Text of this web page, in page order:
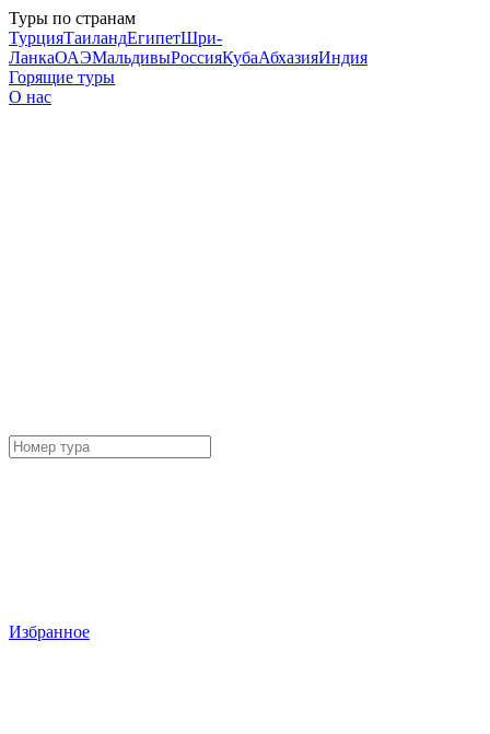
Туры по странам
ТурцияТаиландЕгипетШри-
ЛанкаОАЭМальдивыРоссияКубаАбхазияИндия
Горящие туры
О нас
Избранное